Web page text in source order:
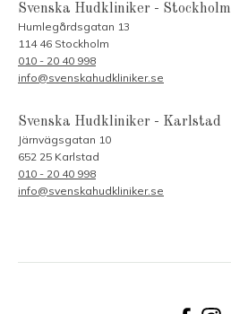
Svenska Hudkliniker - Stockholm
Humlegårdsgatan 13
114 46 Stockholm
010 - 20 40 998
info@svenskahudkliniker.se
Svenska Hudkliniker - Karlstad
Järnvägsgatan 10
652 25 Karlstad
010 - 20 40 998
info@svenskahudkliniker.se